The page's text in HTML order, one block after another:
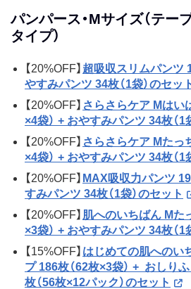
パンパース・Mサイズ（テー
タイプ）
【20%OFF】 超吸収スリムパンツ
やすみパンツ 34枚（1袋）のセッ
【20%OFF】 さらさらケア Mはい
×4袋） + おやすみパンツ 34枚（1
【20%OFF】 さらさらケア Mたっ
×4袋） + おやすみパンツ 34枚（1
【20%OFF】 MAX吸収力パンツ
すみパンツ 34枚（1袋）のセット
【20%OFF】 肌へのいちばん Mた
×3袋） + おやすみパンツ 34枚（1
【15%OFF】 はじめての肌へのい
プ 186枚（62枚×3袋） + おしり
枚（56枚×12パック）のセット